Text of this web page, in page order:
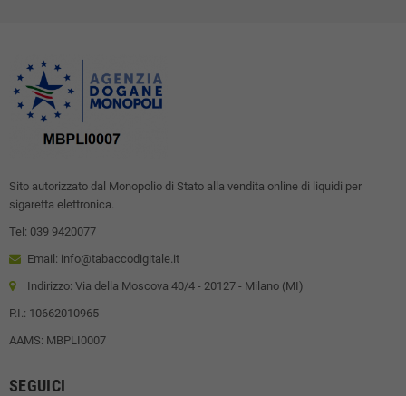
Sito autorizzato dal Monopolio di Stato alla vendita online di liquidi per
sigaretta elettronica.
Tel: 039 9420077
Email: info@tabaccodigitale.it
Indirizzo: Via della Moscova 40/4 - 20127 - Milano (MI)
P.I.: 10662010965
AAMS: MBPLI0007
SEGUICI